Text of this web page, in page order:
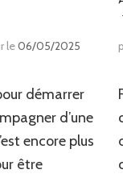
le06/05/2025
démarrer
d’une
encore plus
être